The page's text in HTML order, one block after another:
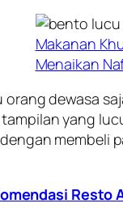
Makanan
Menaikan
dewasa
yang
membeli
Resto